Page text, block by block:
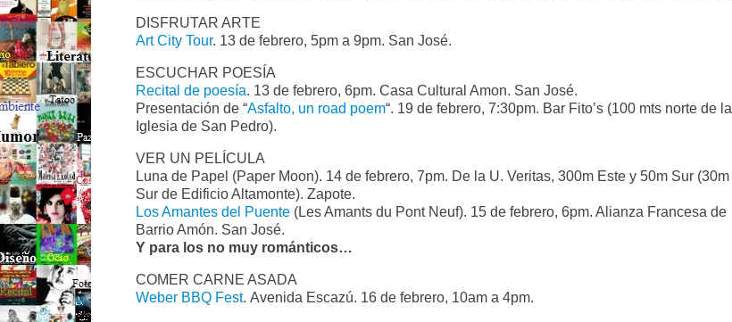
DISFRUTAR ARTE
Art City Tour. 13 de febrero, 5pm a 9pm. San José.
ESCUCHAR POESÍA
Recital de poesía. 13 de febrero, 6pm. Casa Cultural Amon. San José.
Presentación de “Asfalto, un road poem“. 19 de febrero, 7:30pm. Bar Fito’s (100 mts norte de la
Iglesia de San Pedro).
VER UN PELÍCULA
Luna de Papel (Paper Moon). 14 de febrero, 7pm. De la U. Veritas, 300m Este y 50m Sur (30m
Sur de Edificio Altamonte). Zapote.
Los Amantes del Puente (Les Amants du Pont Neuf). 15 de febrero, 6pm. Alianza Francesa de
Barrio Amón. San José.
Y para los no muy románticos…
COMER CARNE ASADA
Weber BBQ Fest. Avenida Escazú. 16 de febrero, 10am a 4pm.